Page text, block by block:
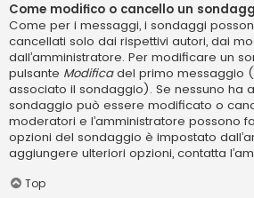
Come modifico o cancello un
Come per i messaggi, i sondaggi
cancellati solo dai rispettivi autori, dai
dall’amministratore. Per modificare un
pulsante Modificadel primo messaggio
associato il sondaggio). Se nessuno ha
sondaggio può essere modificato o
moderatori e l’amministratore possono
opzioni del sondaggio è impostato
aggiungere ulteriori opzioni, contatta
Top